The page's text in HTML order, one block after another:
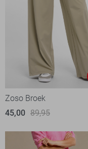
Zoso Broek
45,00 89,95